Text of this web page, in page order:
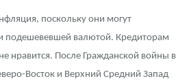
из драгметаллов
поскольку они могут
подешевевшей валютой. Кредиторам
нравится. После Гражданской войны в
Восток и Верхний Средний Запад